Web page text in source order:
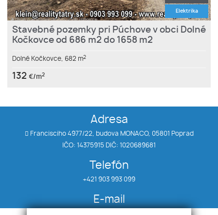
Elektrika
Stavebné pozemky pri Púchove v obci Dolné
Kočkovce od 686 m2 do 1658 m2
Dolné Kočkovce, 682 m2
132 €/m2
Adresa
Francisciho 4977/22, budova MONACO, 05801 Poprad
IČO: 14375915 DIČ: 1020689681
Telefón
+421 903 993 099
E-mail